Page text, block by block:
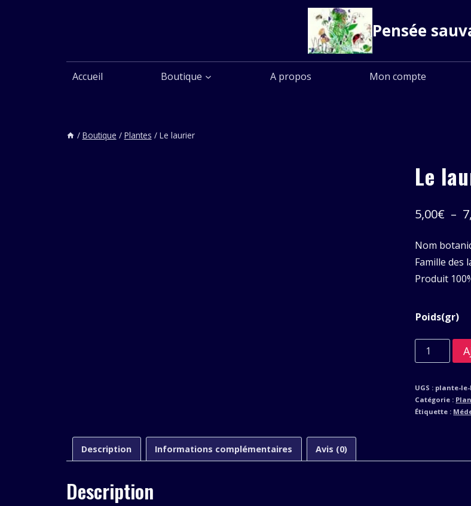
Pensée
Accueil Boutique A propos Mon compte
/ Boutique / Plantes / Le laurier
Le
5,00€ –
Nom
Famille des
Produit
Poids(gr)
quantité
de
laurier
UGS : plante-
Catégorie :
Étiquette :
Description Informations complémentaires Avis (0)
Description